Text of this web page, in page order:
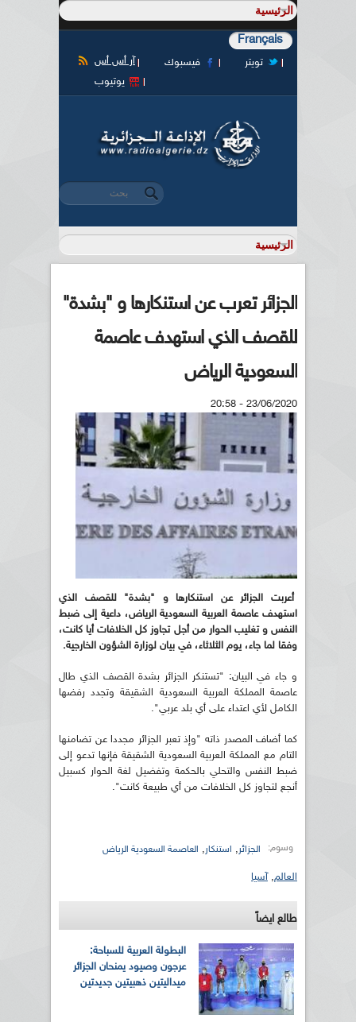
Français
آر أس أس فيسبوك
تويتر
يوتيوب
استمارة البحث
‏بحث ‏
الجزائر تعرب عن استنكارها و "بشدة"
للقصف الذي استهدف عاصمة
السعودية الرياض
23/06/2020 - 20:58
أعربت الجزائر عن استنكارها و "بشدة" للقصف الذي
استهدف عاصمة العربية السعودية الرياض، داعية إلى ضبط
النفس و تغليب الحوار من أجل تجاوز كل الخلافات أيا كانت،
وفقا لما جاء، يوم الثلاثاء، في بيان لوزارة الشؤون الخارجية.
و جاء في البيان: "تستنكر الجزائر بشدة القصف الذي طال
عاصمة المملكة العربية السعودية الشقيقة وتجدد رفضها
الكامل لأي اعتداء على أي بلد عربي".
كما أضاف المصدر ذاته "وإذ تعبر الجزائر مجددا عن تضامنها
التام مع المملكة العربية السعودية الشقيقة فإنها تدعو إلى
ضبط النفس والتحلي بالحكمة وتفضيل لغة الحوار كسبيل
أنجع لتجاوز كل الخلافات من أي طبيعة كانت".
وسوم: الجزائر, استنكار, العاصمة السعودية الرياض
العالم,آسيا
طالع ايضاً
البطولة العربية للسباحة:
عرجون وصيود يمنحان الجزائر
ميداليتين ذهبيتين جديدتين